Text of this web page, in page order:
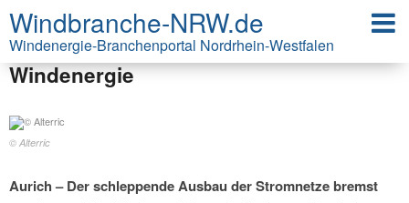
Windbranche-NRW.de
Windenergie-Branchenportal Nordrhein-Westfalen
EEG-Reform und Netzanschlusspaket:
Alterric warnt vor Investitionsstopp bei
Windenergie
© Alterric
Aurich – Der schleppende Ausbau der Stromnetze bremst